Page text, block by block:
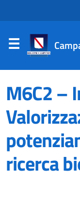
M6C2 –
ricerca